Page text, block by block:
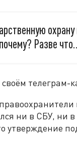
Разве
телеграм-
ни в СБУ, ни
утверждение